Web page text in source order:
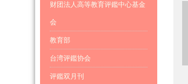
财团法人高等教育评鑑中心基金
会
教育部
台湾评鑑协会
评鑑双月刊